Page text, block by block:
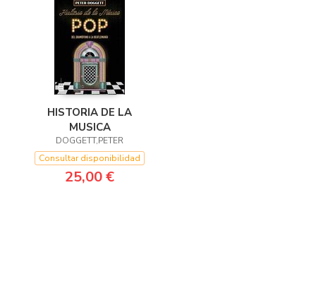
HISTORIA DE LA
MUSICA
DOGGETT,PETER
Consultar disponibilidad
25,00 €